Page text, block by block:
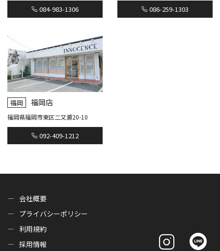
084-983-1306 086-259-1303
福岡 福岡店
福岡県福岡市東区二又瀬20-10
092-409-1212
会社概要
プライバシーポリシー
利用規約
採用情報